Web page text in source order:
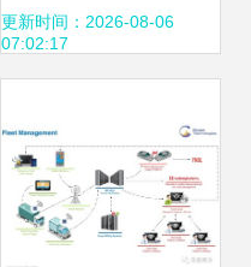
个为你省钱的软件
更新时间：2026-08-06
07:02:17